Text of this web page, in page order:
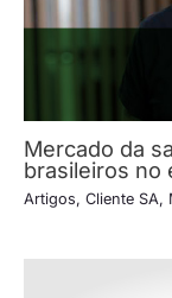
Mercado da
brasileiros no
Artigos, Cliente SA,